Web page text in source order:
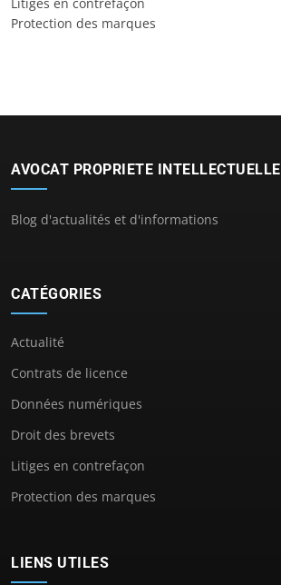
Protection des marques
AVOCAT PROPRIETE INTELLECTUELLE
Blog d'actualités et d'informations
CATÉGORIES
Actualité
Contrats de licence
Données numériques
Droit des brevets
Litiges en contrefaçon
Protection des marques
LIENS UTILES